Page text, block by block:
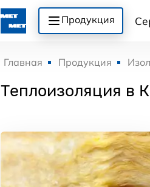
Продукция
Главная Продукция
Теплоизоляция в